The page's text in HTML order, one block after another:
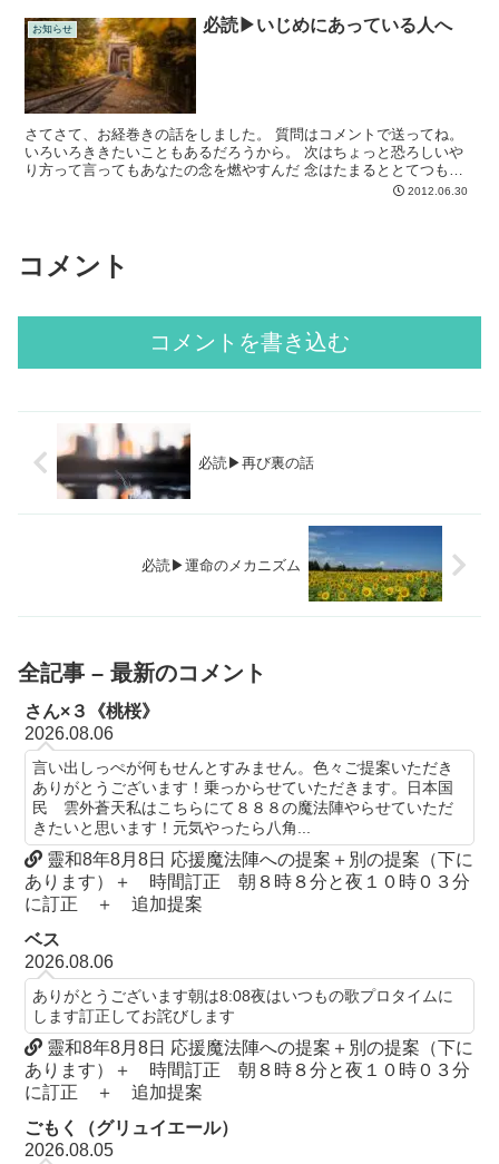
お知らせ 必読▶いじめにあっている人へ
さてさて、お経巻きの話をしました。 質問はコメントで送ってね。
いろいろききたいこともあるだろうから。 次はちょっと恐ろしいや
り方って言ってもあなたの念を燃やすんだ 念はたまるととてつもな
いことをする。 考えが固執し、思考が止まる。 だから、...2012.06.30
コメント
コメントを書き込む
必読▶再び裏の話
必読▶運命のメカニズム
全記事 – 最新のコメント
さん×３《桃桜》
2026.08.06
言い出しっぺが何もせんとすみません。色々ご提案いただき
ありがとうございます！乗っからせていただきます。日本国
民 雲外蒼天私はこちらにて８８８の魔法陣やらせていただ
きたいと思います！元気やったら八角...
靈和8年8月8日 応援魔法陣への提案＋別の提案（下に
あります）＋ 時間訂正 朝８時８分と夜１０時０３分
に訂正 ＋ 追加提案
ベス
2026.08.06
ありがとうございます朝は8:08夜はいつもの歌プロタイムに
します訂正してお詫びします
靈和8年8月8日 応援魔法陣への提案＋別の提案（下に
あります）＋ 時間訂正 朝８時８分と夜１０時０３分
に訂正 ＋ 追加提案
ごもく（グリュイエール）
2026.08.05